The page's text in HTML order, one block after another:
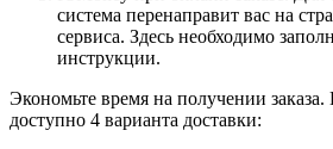
система перенаправит вас на
сервиса. Здесь необходимо
инструкции.
Экономьте время на получении
доступно 4 варианта доставки: